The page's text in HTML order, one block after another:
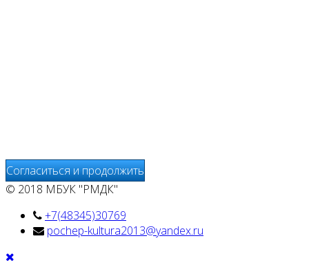
Согласиться и продолжить
© 2018 МБУК "РМДК"
+7(48345)30769
pochep-kultura2013@yandex.ru